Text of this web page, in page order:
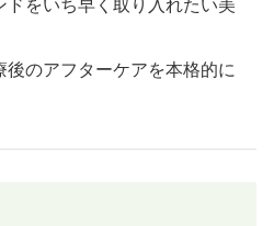
ドをいち早く取り入れたい美
後のアフターケアを本格的に